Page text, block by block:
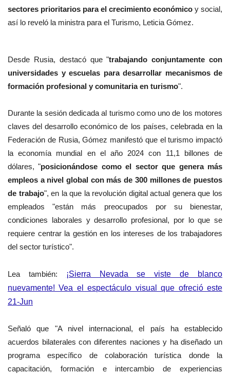
sectores prioritarios para el crecimiento económico y social,
así lo reveló la ministra para el Turismo, Leticia Gómez.
Desde Rusia, destacó que "trabajando conjuntamente con
universidades y escuelas para desarrollar mecanismos de
formación profesional y comunitaria en turismo".
Durante la sesión dedicada al turismo como uno de los motores
claves del desarrollo económico de los países, celebrada en la
Federación de Rusia, Gómez manifestó que el turismo impactó
la economía mundial en el año 2024 con 11,1 billones de
dólares, "posicionándose como el sector que genera más
empleos a nivel global con más de 300 millones de puestos
de trabajo", en la que la revolución digital actual genera que los
empleados "están más preocupados por su bienestar,
condiciones laborales y desarrollo profesional, por lo que se
requiere centrar la gestión en los intereses de los trabajadores
del sector turístico".
Lea también:
¡Sierra Nevada se viste de blanco
nuevamente! Vea el espectáculo visual que ofreció este
21-Jun
Señaló que "A nivel internacional, el país ha establecido
acuerdos bilaterales con diferentes naciones y ha diseñado un
programa específico de colaboración turística donde la
capacitación, formación e intercambio de experiencias